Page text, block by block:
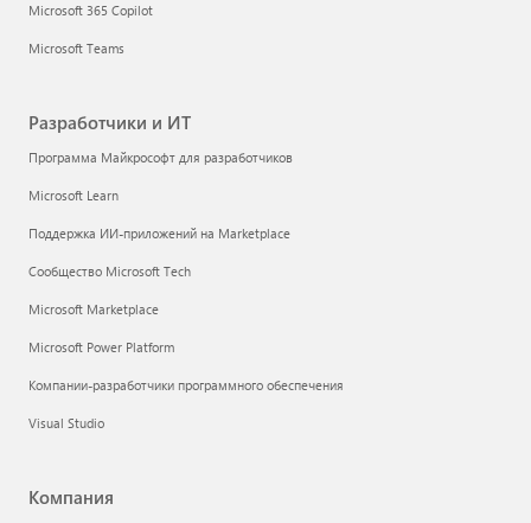
Microsoft 365 Copilot
Microsoft Teams
Разработчики и ИТ
Программа Майкрософт для разработчиков
Microsoft Learn
Поддержка ИИ-приложений на Marketplace
Сообщество Microsoft Tech
Microsoft Marketplace
Microsoft Power Platform
Компании-разработчики программного обеспечения
Visual Studio
Компания